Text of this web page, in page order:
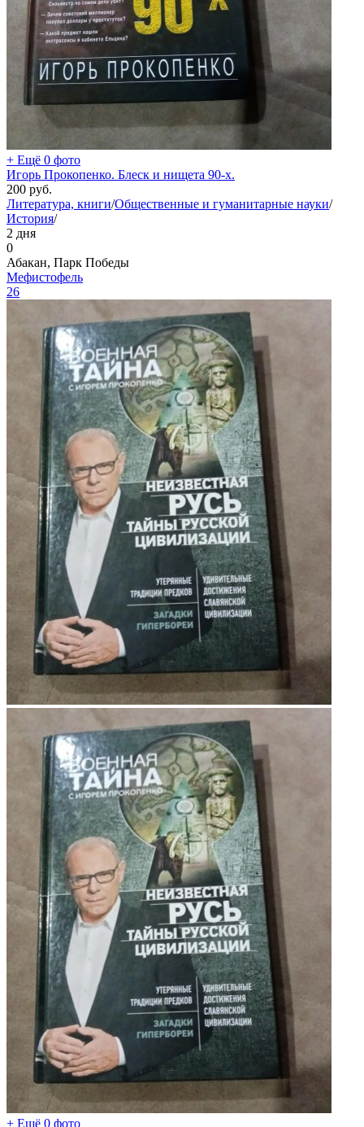
+ Ещё 0 фото
Игорь Прокопенко. Блеск и нищета 90-х.
200 руб.
Литература, книги/Общественные и гуманитарные науки/
История/
2 дня
0
Абакан, Парк Победы
Мефистофель
26
+ Ещё 0 фото